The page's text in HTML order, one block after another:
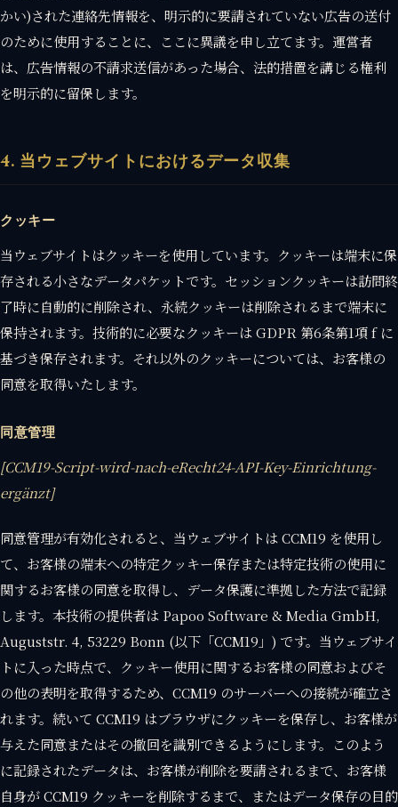
かい)された連絡先情報を、明示的に要請されていない広告の送付
のために使用することに、ここに異議を申し立てます。運営者
は、広告情報の不請求送信があった場合、法的措置を講じる権利
を明示的に留保します。
4. 当ウェブサイトにおけるデータ収集
クッキー
当ウェブサイトはクッキーを使用しています。クッキーは端末に保
存される小さなデータパケットです。セッションクッキーは訪問終
了時に自動的に削除され、永続クッキーは削除されるまで端末に
保持されます。技術的に必要なクッキーは GDPR 第6条第1項 f に
基づき保存されます。それ以外のクッキーについては、お客様の
同意を取得いたします。
同意管理
[CCM19-Script-wird-nach-eRecht24-API-Key-Einrichtung-
ergänzt]
同意管理が有効化されると、当ウェブサイトは CCM19 を使用し
て、お客様の端末への特定クッキー保存または特定技術の使用に
関するお客様の同意を取得し、データ保護に準拠した方法で記録
します。本技術の提供者は Papoo Software & Media GmbH,
Auguststr. 4, 53229 Bonn (以下「CCM19」) です。当ウェブサイ
トに入った時点で、クッキー使用に関するお客様の同意およびそ
の他の表明を取得するため、CCM19 のサーバーへの接続が確立さ
れます。続いて CCM19 はブラウザにクッキーを保存し、お客様が
与えた同意またはその撤回を識別できるようにします。このよう
に記録されたデータは、お客様が削除を要請されるまで、お客様
自身が CCM19 クッキーを削除するまで、またはデータ保存の目的